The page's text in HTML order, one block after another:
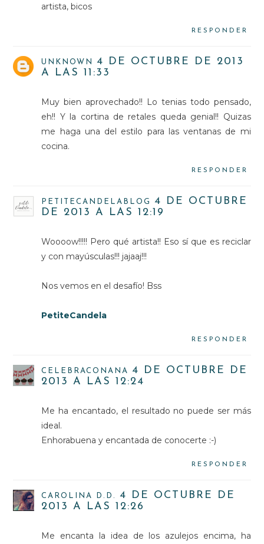
artista, bicos
RESPONDER
UNKNOWN
4 DE OCTUBRE DE 2013
A LAS 11:33
Muy bien aprovechado!! Lo tenias todo pensado,
eh!! Y la cortina de retales queda genial!! Quizas
me haga una del estilo para las ventanas de mi
cocina.
RESPONDER
PETITECANDELABLOG
4 DE OCTUBRE
DE 2013 A LAS 12:19
Woooow!!!!! Pero qué artista!! Eso sí que es reciclar
y con mayúsculas!!! jajaaj!!!
Nos vemos en el desafío! Bss
PetiteCandela
RESPONDER
CELEBRACONANA
4 DE OCTUBRE DE
2013 A LAS 12:24
Me ha encantado, el resultado no puede ser más
ideal.
Enhorabuena y encantada de conocerte :-)
RESPONDER
CAROLINA D.D.
4 DE OCTUBRE DE
2013 A LAS 12:26
Me encanta la idea de los azulejos encima, ha